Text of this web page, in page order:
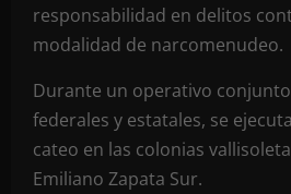
responsabilidad en delitos
modalidad de narcomenudeo.
Durante un operativo
federales y estatales, se
cateo en las colonias
Emiliano Zapata Sur.